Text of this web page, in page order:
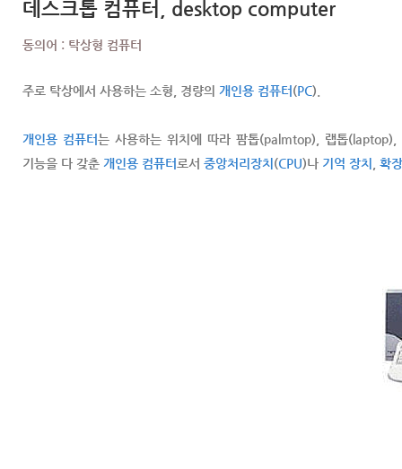
데스크톱 컴퓨터, desktop computer
동의어 : 탁상형 컴퓨터
주로 탁상에서 사용하는 소형, 경량의 개인용 컴퓨터(PC).
개인용 컴퓨터는 사용하는 위치에 따라 팜톱(palmtop), 랩톱(laptop),
기능을 다 갖춘 개인용 컴퓨터 로서 중앙처리장치 (CPU)나 기억 장치 확